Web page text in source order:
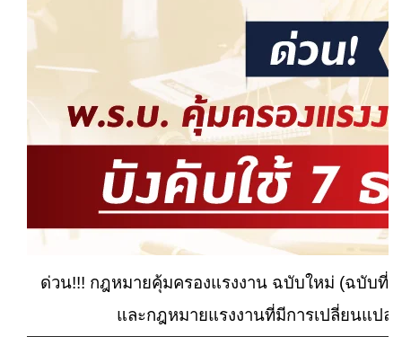
ด่วน!!! กฎหมายคุ้มครองแรงงาน ฉบับใหม่ (ฉบับที่
และกฎหมายแรงงานที่มีการเปลี่ยนแปล